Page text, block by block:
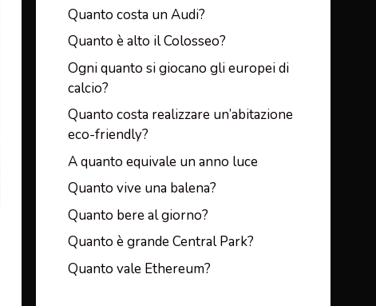
Quanto costa un Audi?
Quanto è alto il Colosseo?
Ogni quanto si giocano gli europei di
calcio?
Quanto costa realizzare un’abitazione
eco-friendly?
A quanto equivale un anno luce
Quanto vive una balena?
Quanto bere al giorno?
Quanto è grande Central Park?
Quanto vale Ethereum?